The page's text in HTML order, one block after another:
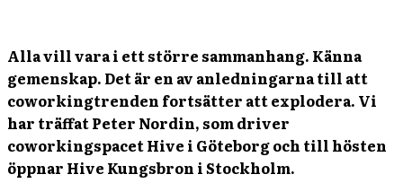
Alla vill vara i ett större sammanhang. Känna
gemenskap. Det är en av anledningarna till att
coworkingtrenden fortsätter att explodera. Vi
har träffat Peter Nordin, som driver
coworkingspacet Hive i Göteborg och till hösten
öppnar Hive Kungsbron i Stockholm.